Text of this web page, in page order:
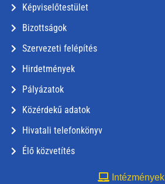
Képviselőtestület
Bizottságok
Szervezeti felépítés
Hirdetmények
Pályázatok
Közérdekű adatok
Hivatali telefonkönyv
Élő közvetítés
Intézmények